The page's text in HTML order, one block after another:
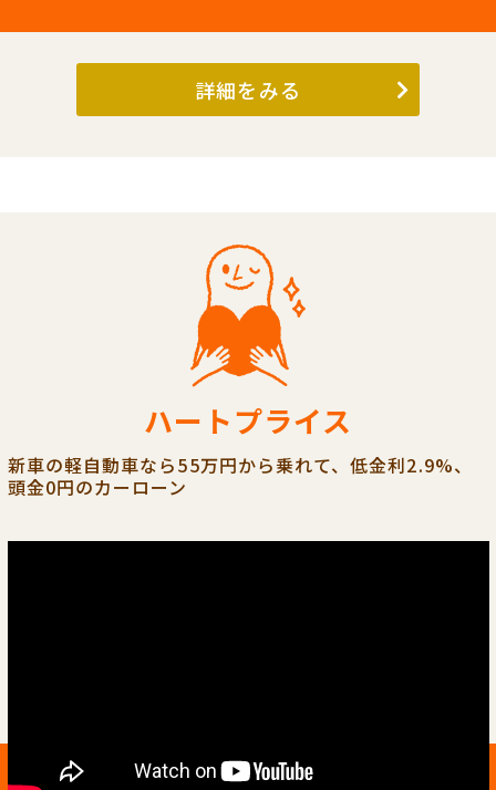
詳細をみる
ハートプライス
新車の軽自動車なら55万円から乗れて、低金利2.9%、
頭金0円のカーローン